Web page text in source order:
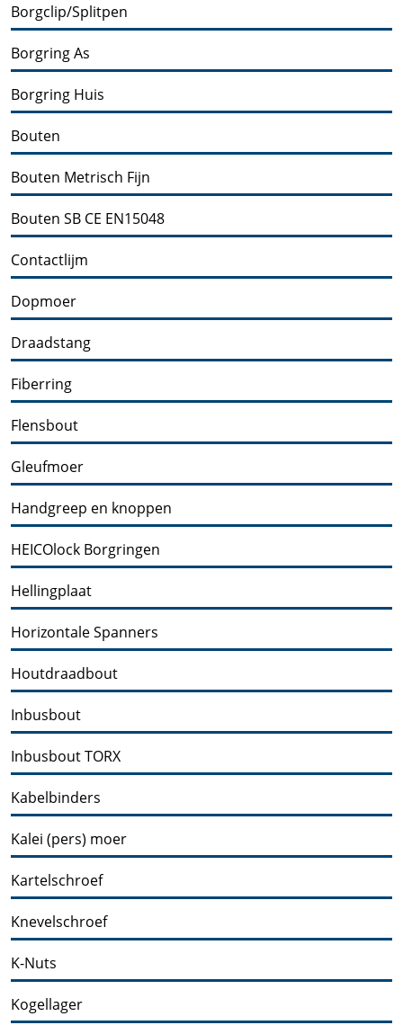
Borgclip/Splitpen
Borgring As
Borgring Huis
Bouten
Bouten Metrisch Fijn
Bouten SB CE EN15048
Contactlijm
Dopmoer
Draadstang
Fiberring
Flensbout
Gleufmoer
Handgreep en knoppen
HEICOlock Borgringen
Hellingplaat
Horizontale Spanners
Houtdraadbout
Inbusbout
Inbusbout TORX
Kabelbinders
Kalei (pers) moer
Kartelschroef
Knevelschroef
K-Nuts
Kogellager